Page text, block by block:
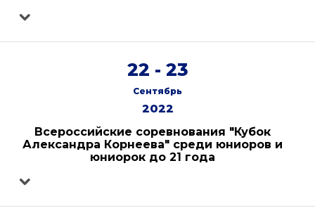
22 - 23
Сентябрь
2022
Всероссийские соревнования "Кубок
Александра Корнеева" среди юниоров и
юниорок до 21 года